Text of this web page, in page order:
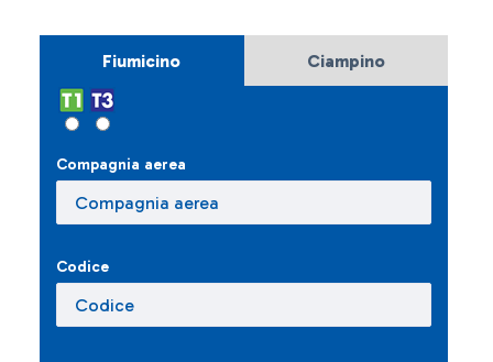
Fiumicino Ciampino
Compagnia aerea
Codice